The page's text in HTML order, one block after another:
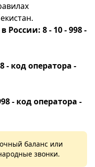
России: 8 - 10 - 998 -
- код оператора -
- код оператора -
баланс или
звонки.